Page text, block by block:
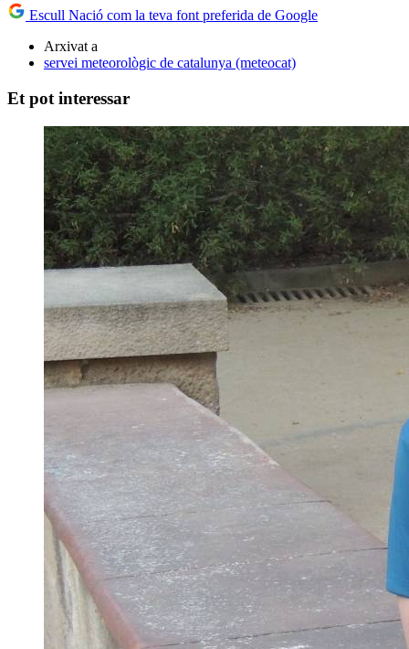
Escull Nació com la teva font preferida de Google
Arxivat a
servei meteorològic de catalunya (meteocat)
Et pot interessar